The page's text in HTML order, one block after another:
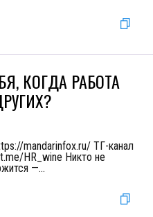
КОГДА РАБОТА
mandarinfox.ru/ ТГ-канал
HR_wine Никто не
—...